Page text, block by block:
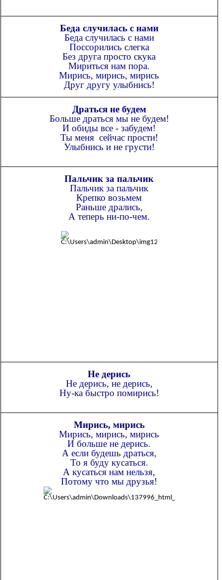
Беда случилась с нами
Беда случилась с нами
Поссорились слегка
Без друга просто скука
Мириться нам пора.
Мирись, мирись, мирись
Друг другу улыбнись!
Драться не будем
Больше драться мы не будем!
И обиды все - забудем!
Ты меня сейчас прости!
Улыбнись и не грусти!
Пальчик за пальчик
Пальчик за пальчик
Крепко возьмем
Раньше дрались,
А теперь ни-по-чем.
Не дерись
Не дерись, не дерись,
Ну-ка быстро помирись!
Мирись, мирись
Мирись, мирись, мирись
И больше не дерись.
А если будешь драться,
То я буду кусаться.
А кусаться нам нельзя,
Потому что мы друзья!